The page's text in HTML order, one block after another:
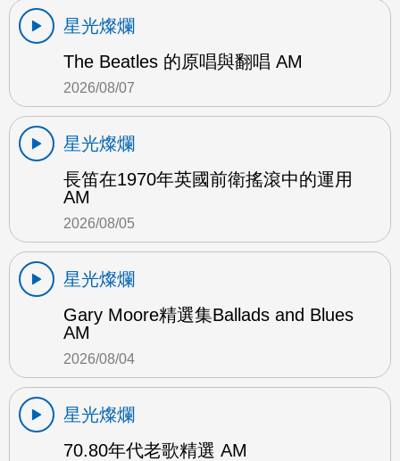
星光燦爛
The Beatles 的原唱與翻唱 AM
2026/08/07
星光燦爛
長笛在1970年英國前衛搖滾中的運用
AM
2026/08/05
星光燦爛
Gary Moore精選集Ballads and Blues
AM
2026/08/04
星光燦爛
70.80年代老歌精選 AM